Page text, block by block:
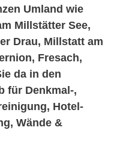
Umland wie
Millstätter See,
Drau, Millstatt am
Fresach,
da in den
für Denkmal-,
Hotel-
Wände &